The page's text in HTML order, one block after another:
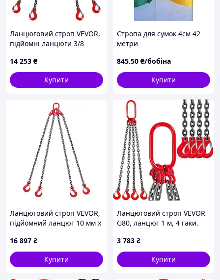
Ланцюговий строп VEVOR,
підйомні ланцюги 3/8
ланцюгові талі G80 для
двигунів, підйомні
ланцюги 18 400
14 253 ₴
Купити
Стропа для сумок 4см 42
метри
845.50 ₴/бобіна
Купити
Ланцюговий строп VEVOR,
підйомний ланцюг 10 мм x
ланцюг із сталевого сплаву
G80, лісозаготівельний
16 897 ₴
Купити
Ланцюговий строп VEVOR
G80, ланцюг 1 м, 4 гаки.
легована марганцева
сталь 8 мм, довжина
ланцюга 1 м,
3 783 ₴
Купити